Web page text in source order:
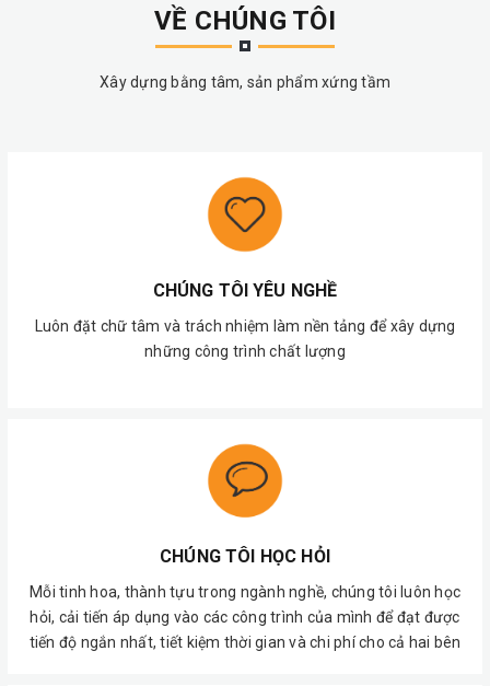
VỀ CHÚNG TÔI
Xây dựng bằng tâm, sản phẩm xứng tầm
CHÚNG TÔI YÊU NGHỀ
Luôn đặt chữ tâm và trách nhiệm làm nền tảng để xây dựng
những công trình chất lượng
CHÚNG TÔI HỌC HỎI
Mỗi tinh hoa, thành tựu trong ngành nghề, chúng tôi luôn học
hỏi, cải tiến áp dụng vào các công trình của mình để đạt được
tiến độ ngắn nhất, tiết kiệm thời gian và chi phí cho cả hai bên